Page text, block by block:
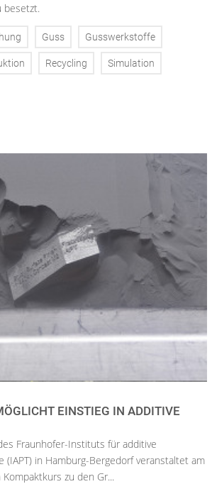
besetzt.
Guss Gusswerkstoffe
Recycling Simulation
EINSTIEG IN ADDITIVE
Fraunhofer-Instituts für additive
(IAPT) in Hamburg-Bergedorf veranstaltet am
zu den Gr...